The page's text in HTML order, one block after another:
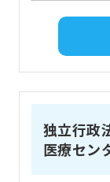
独立行
医療セン